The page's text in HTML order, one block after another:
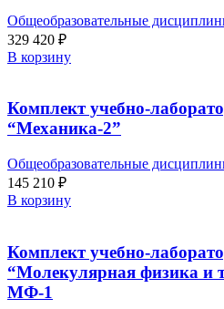
Общеобразовательные
329 420 ₽
В корзину
Комплект учебно-
“Механика-2”
Общеобразовательные
145 210 ₽
В корзину
Комплект учебно-
“Молекулярная физика и
МФ-1